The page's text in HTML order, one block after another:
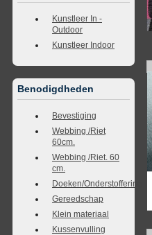
Kunstleer In -
Outdoor
Kunstleer Indoor
Benodigdheden
Bevestiging
Webbing /Riet
60cm.
Webbing /Riet. 60
cm.
Doeken/Onderstoffering
Gereedschap
Klein materiaal
Kussenvulling